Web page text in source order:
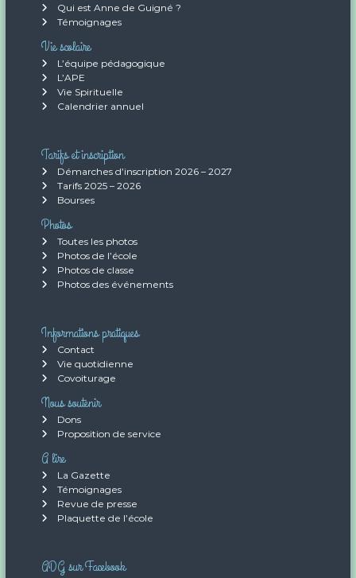
Qui est Anne de Guigné ?
Témoignages
Vie scolaire
L’équipe pédagogique
L’APE
Vie Spirituelle
Calendrier annuel
Tarifs et inscription
Démarches d’inscription 2026 – 2027
Tarifs 2025 – 2026
Bourses
Photos
Toutes les photos
Photos de l’école
Photos de classe
Photos des événements
Informations pratiques
Contact
Vie quotidienne
Covoiturage
Nous soutenir
Dons
Proposition de service
A lire
La Gazette
Témoignages
Revue de presse
Plaquette de l’école
ADG sur Facebook